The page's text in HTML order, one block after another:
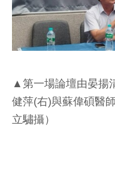
▲第一場論壇由晏揚
健萍(右)與蘇偉碩醫
立驌攝）